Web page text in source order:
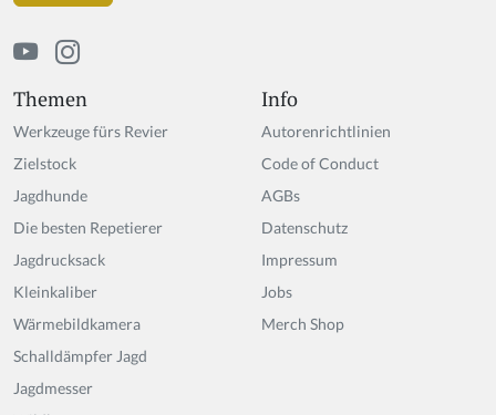
Themen
Werkzeuge fürs Revier
Zielstock
Jagdhunde
Die besten Repetierer
Jagdrucksack
Kleinkaliber
Wärmebildkamera
Schalldämpfer Jagd
Jagdmesser
Info
Autorenrichtlinien
Code of Conduct
AGBs
Datenschutz
Impressum
Jobs
Merch Shop